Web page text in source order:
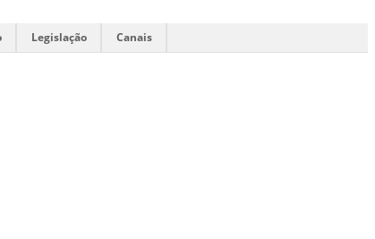
Legislação Canais